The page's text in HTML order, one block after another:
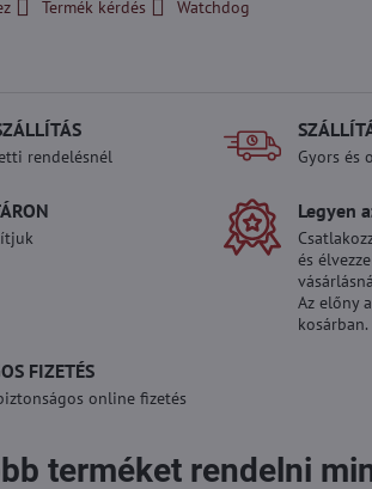
Termék kérdés Watchdog
rendelésnél Gyors és
Legyen
és
Az előny
kosárban.
FIZETÉS
online fizetés
terméket rendelni